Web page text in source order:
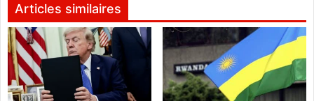
m
e
c
r
n
i
n
d
o
T
Articles similaires